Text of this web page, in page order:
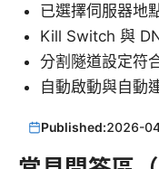
已選擇伺服器地
Kill Switch 與
分割隧道設定符
自動啟動與自動
Published:2026-